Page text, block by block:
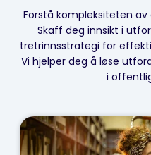
Forstå kompleksiteten
Skaff deg innsikt i
tretrinnsstrategi for
Vi hjelper deg å løse
i